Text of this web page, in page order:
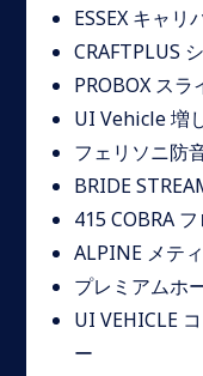
ESSEX キャリ
CRAFTPLUS
PROBOX ス
UI Vehicle 増
フェリソニ防
BRIDE
415 COBRA
ALPINE メテ
プレミアムホ
UI VEHICLE
ー